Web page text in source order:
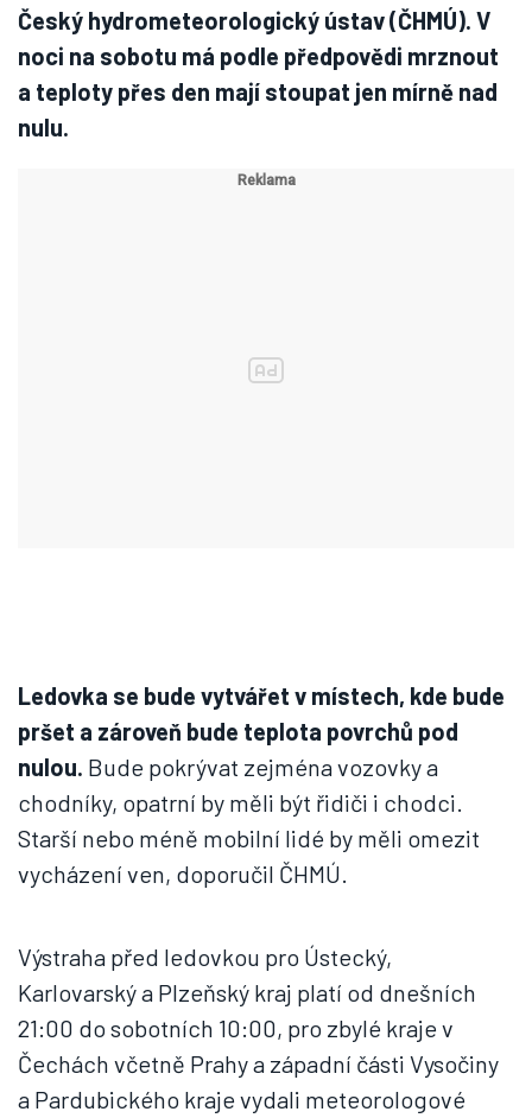
Český hydrometeorologický ústav (ČHMÚ). V
noci na sobotu má podle předpovědi mrznout
a teploty přes den mají stoupat jen mírně nad
nulu.
Ledovka se bude vytvářet v místech, kde bude
pršet a zároveň bude teplota povrchů pod
nulou. Bude pokrývat zejména vozovky a
chodníky, opatrní by měli být řidiči i chodci.
Starší nebo méně mobilní lidé by měli omezit
vycházení ven, doporučil ČHMÚ.
Výstraha před ledovkou pro Ústecký,
Karlovarský a Plzeňský kraj platí od dnešních
21:00 do sobotních 10:00, pro zbylé kraje v
Čechách včetně Prahy a západní části Vysočiny
a Pardubického kraje vydali meteorologové